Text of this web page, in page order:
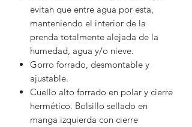
evitan que entre agua por esta,
manteniendo el interior de la
prenda totalmente alejada de la
humedad, agua y/o nieve.
Gorro forrado, desmontable y
ajustable.
Cuello alto forrado en polar y cierre
hermético. Bolsillo sellado en
manga izquierda con cierre